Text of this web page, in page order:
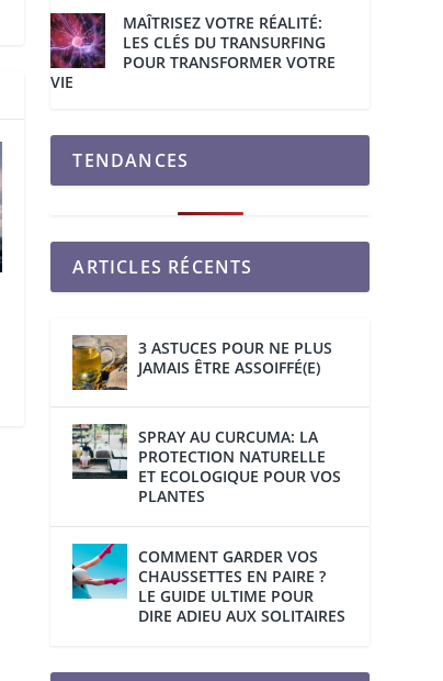
MAÎTRISEZ VOTRE RÉALITÉ:
LES CLÉS DU TRANSURFING
POUR TRANSFORMER VOTRE
VIE
TENDANCES
ARTICLES RÉCENTS
3 ASTUCES POUR NE PLUS
JAMAIS ÊTRE ASSOIFFÉ(E)
SPRAY AU CURCUMA: LA
PROTECTION NATURELLE
ET ECOLOGIQUE POUR VOS
PLANTES
COMMENT GARDER VOS
CHAUSSETTES EN PAIRE ?
LE GUIDE ULTIME POUR
DIRE ADIEU AUX SOLITAIRES